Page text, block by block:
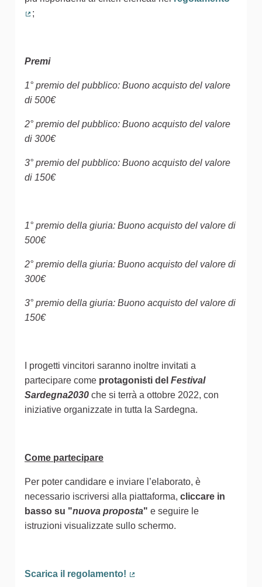
;
Premi
1° premio del pubblico: Buono acquisto del valore
di 500€
2° premio del pubblico: Buono acquisto del valore
di 300€
3° premio del pubblico: Buono acquisto del valore
di 150€
1° premio della giuria: Buono acquisto del valore di
500€
2° premio della giuria: Buono acquisto del valore di
300€
3° premio della giuria: Buono acquisto del valore di
150€
I progetti vincitori saranno inoltre invitati a
partecipare come protagonisti del Festival
Sardegna2030 che si terrà a ottobre 2022, con
iniziative organizzate in tutta la Sardegna.
Come partecipare
Per poter candidare e inviare l’elaborato, è
necessario iscriversi alla piattaforma, cliccare in
basso su "nuova proposta" e seguire le
istruzioni visualizzate sullo schermo.
Scarica il regolamento!